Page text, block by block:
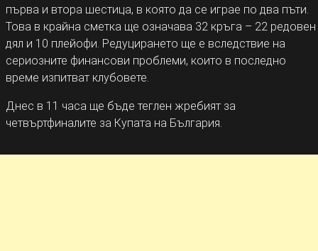
първа и втора шестица, в която да се играе по два пъти.
Това в крайна сметка ще означава 32 кръга – 22 редовен
дял и 10 плейофи. Редуцирането ще е вследствие на
сериозните финансови проблеми, които в последно
време изпитват клубовете.
Днес в 11 часа ще бъде теглен жребият за
четвъртфиналите за Купата на България.